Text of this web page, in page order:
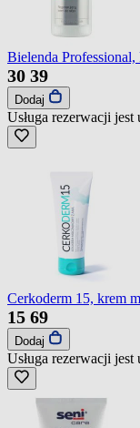
Bielenda
30 39
Dodaj
Usługa rezerwacji jest
Cerkoderm 15, krem
15 69
Dodaj
Usługa rezerwacji jest